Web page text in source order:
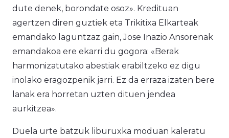
dute denek, borondate osoz». Kredituan
agertzen diren guztiek eta Trikitixa Elkarteak
emandako laguntzaz gain, Jose Inazio Ansorenak
emandakoa ere ekarri du gogora: «Berak
harmonizatutako abestiak erabiltzeko ez digu
inolako eragozpenik jarri. Ez da erraza izaten bere
lanak era horretan uzten dituen jendea
aurkitzea».
Duela urte batzuk liburuxka moduan kaleratu